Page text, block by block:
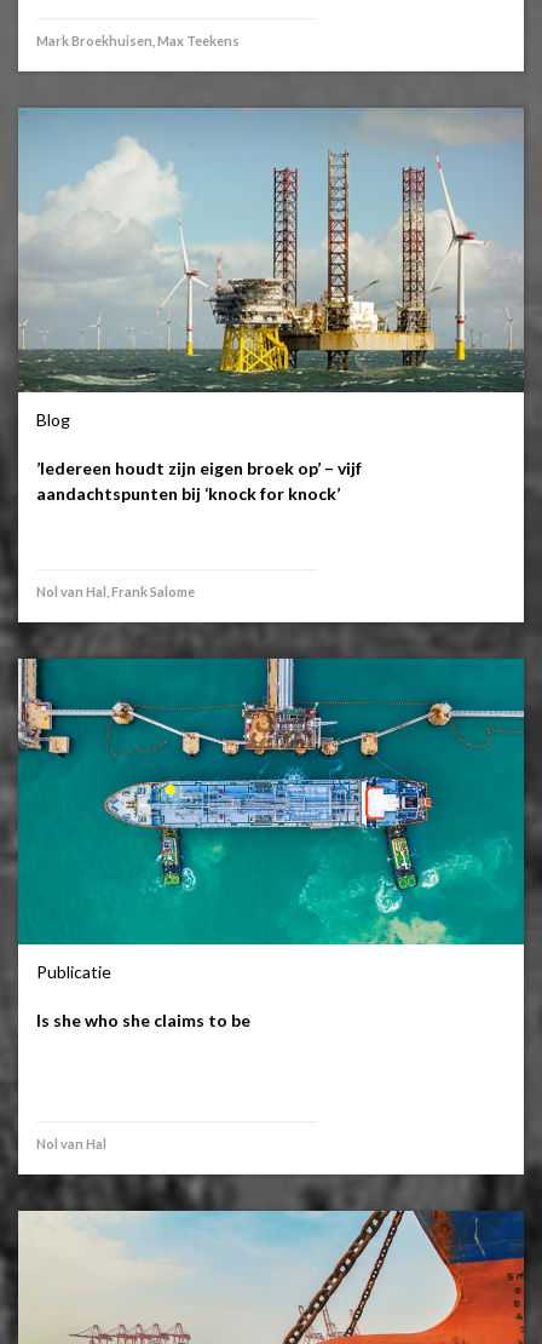
Mark Broekhuisen, Max Teekens
Blog
’Iedereen houdt zijn eigen broek op’ – vijf
aandachtspunten bij ‘knock for knock’
Nol van Hal, Frank Salome
Publicatie
Is she who she claims to be
Nol van Hal